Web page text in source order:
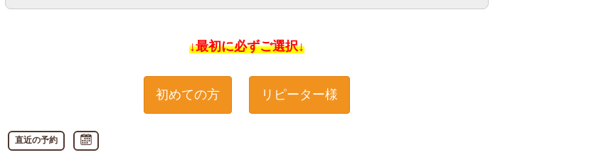
↓最初に必ずご選択↓
初めての方 リピーター様
直近の予約